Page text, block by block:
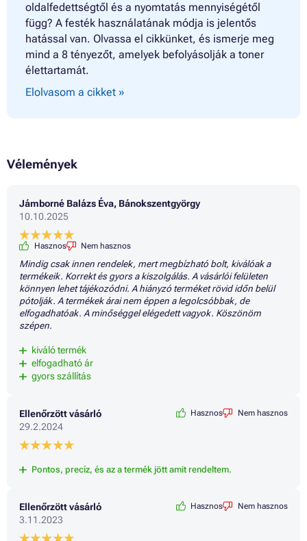
Patron HP ENVY 6032 ALL-IN-ONE
Patron HP ENVY 6032E
Patron HP ENVY 6055
Patron HP ENVY 6400 ALL-IN-ONE SERIES
Patron HP ENVY 6400E ALL-IN-ONE SERIES
Patron HP ENVY 6420E ALL-IN-ONE
Patron HP ENVY 6432E ALL-IN-ONE
Patron HP ENVY PRO 6400 SERIES
Patron HP ENVY PRO 6400E
Patron HP ENVY PRO 6422 ALL-IN-ONE
Patron HP ENVY PRO 6430
Patron HP ENVY PRO 6432 ALL-IN-ONE
Patron HP ENVY PRO 6432E
Patron HP ENVY PRO 6452
Patron HP ENVY PRO 6452E
Patron HP ENVY PRO 6454
Patron HP ENVY PRO 6455
Patron HP ENVY PRO 6458
Patron HP ENVY PRO 6475
oldalfedettségtől és a nyomtatás mennyiségétől
függ? A festék használatának módja is jelentős
hatással van. Olvassa el cikkünket, és ismerje meg
mind a 8 tényezőt, amelyek befolyásolják a toner
élettartamát.
Elolvasom a cikket »
Vélemények
Jámborné Balázs Éva, Bánokszentgyörgy
10.10.2025
Hasznos Nem hasznos
Mindig csak innen rendelek, mert megbízható bolt, kiválóak a
termékeik. Korrekt és gyors a kiszolgálás. A vásárlói felületen
könnyen lehet tájékozódni. A hiányzó terméket rövid időn belül
pótolják. A termékek árai nem éppen a legolcsóbbak, de
elfogadhatóak. A minőséggel elégedett vagyok. Köszönöm
szépen.
kiváló termék
elfogadható ár
gyors szállítás
Ellenőrzött vásárló
29.2.2024
Hasznos Nem hasznos
Pontos, precíz, és az a termék jött amit rendeltem.
Ellenőrzött vásárló
3.11.2023
Hasznos Nem hasznos